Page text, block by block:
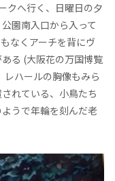
クへ行く、日曜日の夕
園南入口から入って
なくアーチを背にヴ
る (大阪花の万国博覧
ハールの胸像もみら
れている、小鳥たち
うで年輪を刻んだ老